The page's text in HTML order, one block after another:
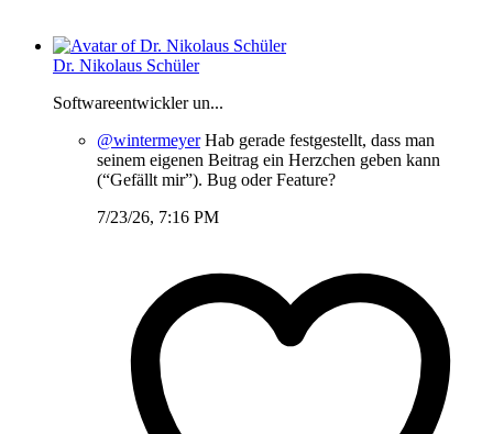
Dr. Nikolaus Schüler
Softwareentwickler un...
@wintermeyerHab gerade festgestellt, dass man
seinem eigenen Beitrag ein Herzchen geben kann
(“Gefällt mir”). Bug oder Feature?
7/23/26, 7:16 PM